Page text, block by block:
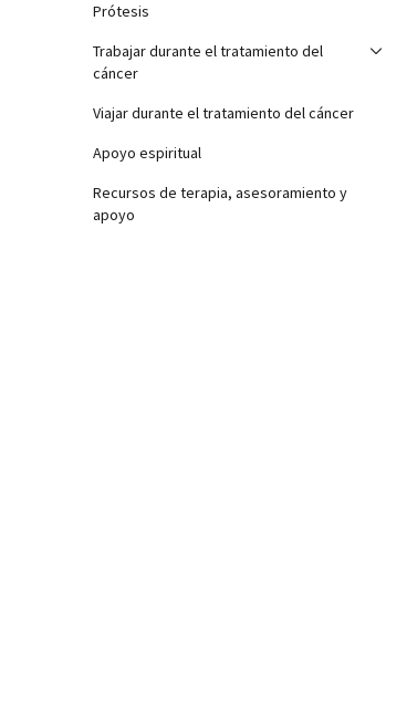
Prótesis
Trabajar durante el tratamiento del
cáncer
Viajar durante el tratamiento del cáncer
Apoyo espiritual
Recursos de terapia, asesoramiento y
apoyo